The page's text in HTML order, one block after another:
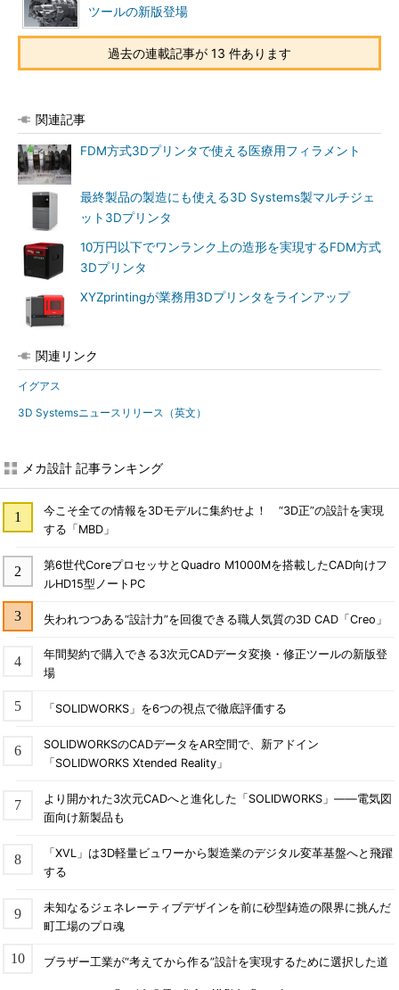
ツールの新版登場
過去の連載記事が 13 件あります
関連記事
FDM方式3Dプリンタで使える医療用フィラメント
最終製品の製造にも使える3D Systems製マルチジェ
ット3Dプリンタ
10万円以下でワンランク上の造形を実現するFDM方式
3Dプリンタ
XYZprintingが業務用3Dプリンタをラインアップ
関連リンク
イグアス
3D Systemsニュースリリース（英文）
メカ設計 記事ランキング
今こそ全ての情報を3Dモデルに集約せよ！ “3D正”の設計を実現
する「MBD」
第6世代CoreプロセッサとQuadro M1000Mを搭載したCAD向けフ
ルHD15型ノートPC
失われつつある“設計力”を回復できる職人気質の3D CAD「Creo」
年間契約で購入できる3次元CADデータ変換・修正ツールの新版登
場
「SOLIDWORKS」を6つの視点で徹底評価する
SOLIDWORKSのCADデータをAR空間で、新アドイン
「SOLIDWORKS Xtended Reality」
より開かれた3次元CADへと進化した「SOLIDWORKS」――電気図
面向け新製品も
「XVL」は3D軽量ビュワーから製造業のデジタル変革基盤へと飛躍
する
未知なるジェネレーティブデザインを前に砂型鋳造の限界に挑んだ
町工場のプロ魂
ブラザー工業が“考えてから作る”設計を実現するために選択した道